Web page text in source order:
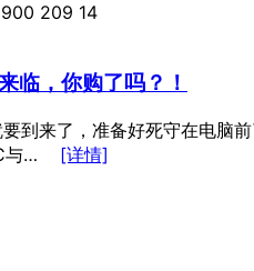
209 14
临，你购了吗？！
到来了，准备好死守在电脑
与… [详情]